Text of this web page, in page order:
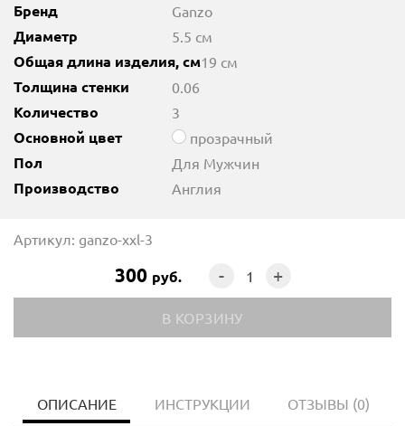
Бренд Ganzo
Диаметр 5.5 см
Общая длина изделия, см19 см
Толщина стенки 0.06
Количество 3
Основной цвет прозрачный
Пол Для Мужчин
Производство Англия
Артикул: ganzo-xxl-3
300 руб. - +
ОПИСАНИЕ ИНСТРУКЦИИ ОТЗЫВЫ (0)